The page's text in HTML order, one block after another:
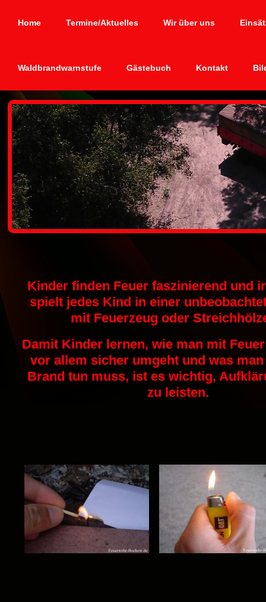
Home Termine/Aktuelles Wir über uns
Waldbrandwarnstufe Gästebuch Kontakt
Kinder finden Feuer faszinierend und
spielt jedes Kind in einer
mit Feuerzeug oder
Damit Kinder lernen, wie man mit
vor allem sicher umgeht und was
Brand tun muss, ist es wichtig,
zu leisten.